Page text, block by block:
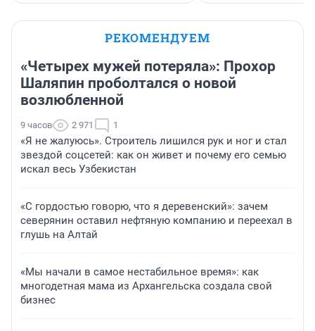
РЕКОМЕНДУЕМ
«Четырех мужей потеряла»: Прохор
Шаляпин проболтался о новой
возлюбленной
9 часов 2 971 1
«Я не жалуюсь». Строитель лишился рук и ног и стал
звездой соцсетей: как он живет и почему его семью
искал весь Узбекистан
«С гордостью говорю, что я деревенский»: зачем
северянин оставил нефтяную компанию и переехал в
глушь на Алтай
«Мы начали в самое нестабильное время»: как
многодетная мама из Архангельска создала свой
бизнес